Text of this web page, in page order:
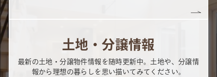
土地・分譲情報
最新の土地・分譲物件情報を随時更新中。土地や、分譲情
報から理想の暮らしを思い描いてみてください。